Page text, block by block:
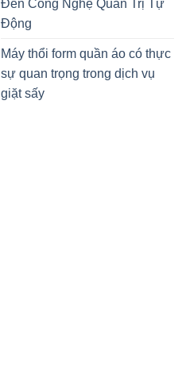
Đến Công Nghệ Quản Trị Tự
Động
Máy thổi form quần áo có thực
sự quan trọng trong dịch vụ
giặt sấy